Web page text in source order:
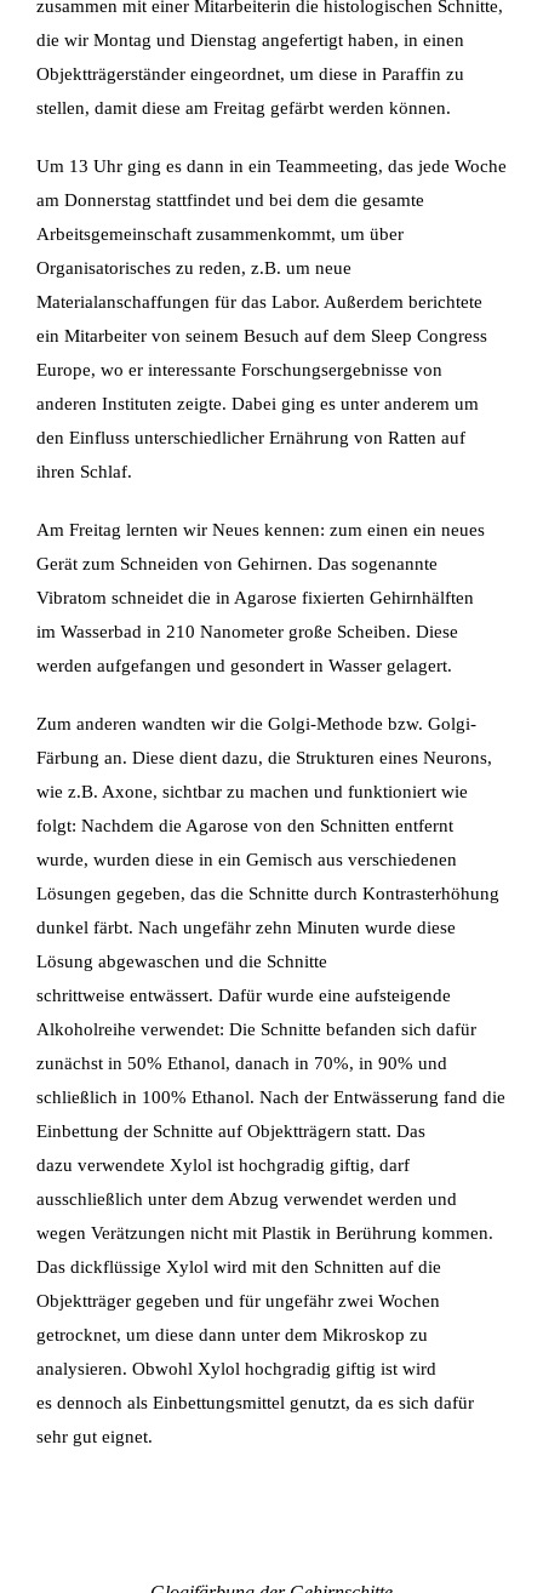
zusammen mit einer Mitarbeiterin die histologischen Schnitte,
die wir Montag und Dienstag angefertigt haben, in einen
Objektträgerständer eingeordnet, um diese in Paraffin zu
stellen, damit diese am Freitag gefärbt werden können.
Um 13 Uhr ging es dann in ein Teammeeting, das jede Woche
am Donnerstag stattfindet und bei dem die gesamte
Arbeitsgemeinschaft zusammenkommt, um über
Organisatorisches zu reden, z.B. um neue
Materialanschaffungen für das Labor. Außerdem berichtete
ein Mitarbeiter von seinem Besuch auf dem Sleep Congress
Europe, wo er interessante Forschungsergebnisse von
anderen Instituten zeigte. Dabei ging es unter anderem um
den Einfluss unterschiedlicher Ernährung von Ratten auf
ihren Schlaf.
Am Freitag lernten wir Neues kennen: zum einen ein neues
Gerät zum Schneiden von Gehirnen. Das sogenannte
Vibratom schneidet die in Agarose fixierten Gehirnhälften
im Wasserbad in 210 Nanometer große Scheiben. Diese
werden aufgefangen und gesondert in Wasser gelagert.
Zum anderen wandten wir die Golgi-Methode bzw. Golgi-
Färbung an. Diese dient dazu, die Strukturen eines Neurons,
wie z.B. Axone, sichtbar zu machen und funktioniert wie
folgt: Nachdem die Agarose von den Schnitten entfernt
wurde, wurden diese in ein Gemisch aus verschiedenen
Lösungen gegeben, das die Schnitte durch Kontrasterhöhung
dunkel färbt. Nach ungefähr zehn Minuten wurde diese
Lösung abgewaschen und die Schnitte
schrittweise entwässert. Dafür wurde eine aufsteigende
Alkoholreihe verwendet: Die Schnitte befanden sich dafür
zunächst in 50% Ethanol, danach in 70%, in 90% und
schließlich in 100% Ethanol. Nach der Entwässerung fand die
Einbettung der Schnitte auf Objektträgern statt. Das
dazu verwendete Xylol ist hochgradig giftig, darf
ausschließlich unter dem Abzug verwendet werden und
wegen Verätzungen nicht mit Plastik in Berührung kommen.
Das dickflüssige Xylol wird mit den Schnitten auf die
Objektträger gegeben und für ungefähr zwei Wochen
getrocknet, um diese dann unter dem Mikroskop zu
analysieren. Obwohl Xylol hochgradig giftig ist wird
es dennoch als Einbettungsmittel genutzt, da es sich dafür
sehr gut eignet.